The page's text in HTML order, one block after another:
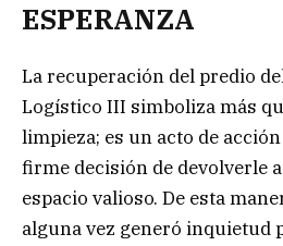
ESPERANZA
La recuperación del predio
Logístico III simboliza más
limpieza; es un acto de
firme decisión de devolverle
espacio valioso. De esta
alguna vez generó inquietud